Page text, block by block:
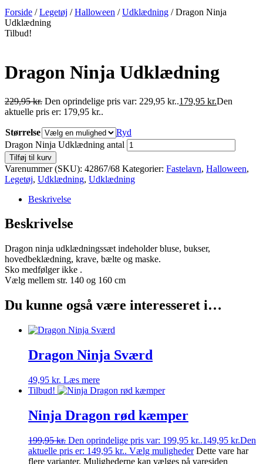
Forside /Legetøj /Halloween /Udklædning / Dragon Ninja
Udklædning
Tilbud!
Dragon Ninja Udklædning
229,95kr. Den oprindelige pris var: 229,95 kr..179,95 kr.Den
aktuelle pris er: 179,95 kr..
Størrelse
Ryd
Dragon Ninja Udklædning antal
Tilføj til kurv
Varenummer (SKU): 42867/68 Kategorier: Fastelavn, Halloween,
Legetøj, Udklædning, Udklædning
Beskrivelse
Beskrivelse
Dragon ninja udklædningssæt indeholder bluse, bukser,
hovedbeklædning, krave, bælte og maske.
Sko medfølger ikke .
Vælg mellem str. 140 og 160 cm
Du kunne også være interesseret i…
Dragon Ninja Sværd
49,95 kr. Læs mere
Tilbud!
Ninja Dragon rød kæmper
199,95kr. Den oprindelige pris var: 199,95 kr..149,95 kr.Den
aktuelle pris er: 149,95 kr.. Vælg muligheder Dette vare har
flere varianter. Mulighederne kan vælges på varesiden